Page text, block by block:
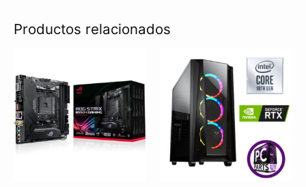
Productos relacionados